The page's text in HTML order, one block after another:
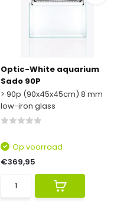
Optic-White aquarium
Sado 90P
> 90p (90x45x45cm) 8 mm
low-iron glass
Op voorraad
€369,95